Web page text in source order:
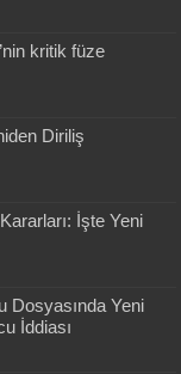
kritik füze
Diriliş
İşte Yeni
Dosyasında Yeni
İddiası